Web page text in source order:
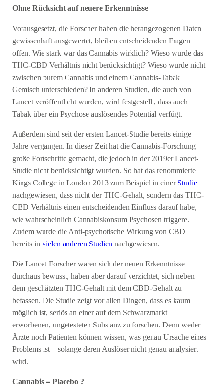
Ohne Rücksicht auf neuere Erkenntnisse
Vorausgesetzt, die Forscher haben die herangezogenen Daten
gewissenhaft ausgewertet, bleiben entscheidenden Fragen
offen. Wie stark war das Cannabis wirklich? Wieso wurde das
THC-CBD Verhältnis nicht berücksichtigt? Wieso wurde nicht
zwischen purem Cannabis und einem Cannabis-Tabak
Gemisch unterschieden? In anderen Studien, die auch von
Lancet veröffentlicht wurden, wird festgestellt, dass auch
Tabak über ein Psychose auslösendes Potential verfügt.
Außerdem sind seit der ersten Lancet-Studie bereits einige
Jahre vergangen. In dieser Zeit hat die Cannabis-Forschung
große Fortschritte gemacht, die jedoch in der 2019er Lancet-
Studie nicht berücksichtigt wurden. So hat das renommierte
Kings College in London 2013 zum Beispiel in einer Studie
nachgewiesen, dass nicht der THC-Gehalt, sondern das THC-
CBD Verhältnis einen entscheidenden Einfluss darauf habe,
wie wahrscheinlich Cannabiskonsum Psychosen triggere.
Zudem wurde die Anti-psychotische Wirkung von CBD
bereits invielen anderen Studien nachgewiesen.
Die Lancet-Forscher waren sich der neuen Erkenntnisse
durchaus bewusst, haben aber darauf verzichtet, sich neben
dem geschätzten THC-Gehalt mit dem CBD-Gehalt zu
befassen. Die Studie zeigt vor allen Dingen, dass es kaum
möglich ist, seriös an einer auf dem Schwarzmarkt
erworbenen, ungetesteten Substanz zu forschen. Denn weder
Ärzte noch Patienten können wissen, was genau Ursache eines
Problems ist – solange deren Auslöser nicht genau analysiert
wird.
Cannabis = Placebo ?